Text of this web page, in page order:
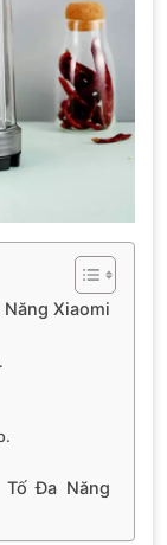
Năng Xiaomi
Đa Năng